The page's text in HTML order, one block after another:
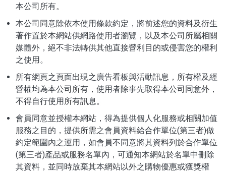
本公司所有。
本公司同意除依本使用條款約定，將前述您的資料及衍生
著作置於本網站供網路使用者瀏覽，以及本公司所屬相關
媒體外，絕不非法轉供其他直接營利目的或侵害您的權利
之使用。
所有網頁之頁面出現之廣告看板與活動訊息，所有權及經
營權均為本公司所有，使用者除事先取得本公司同意外，
不得自行使用所有訊息。
會員同意並授權本網站，得為提供個人化服務或相關加值
服務之目的，提供所需之會員資料給合作單位(第三者)做
約定範圍內之運用，如會員不同意將其資料列於合作單位
(第三者)產品或服務名單內，可通知本網站於名單中刪除
其資料，並同時放棄其本網站以外之購物優惠或獲獎權